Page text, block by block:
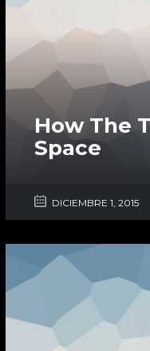
How The
Space
DICIEMBRE 1, 2015